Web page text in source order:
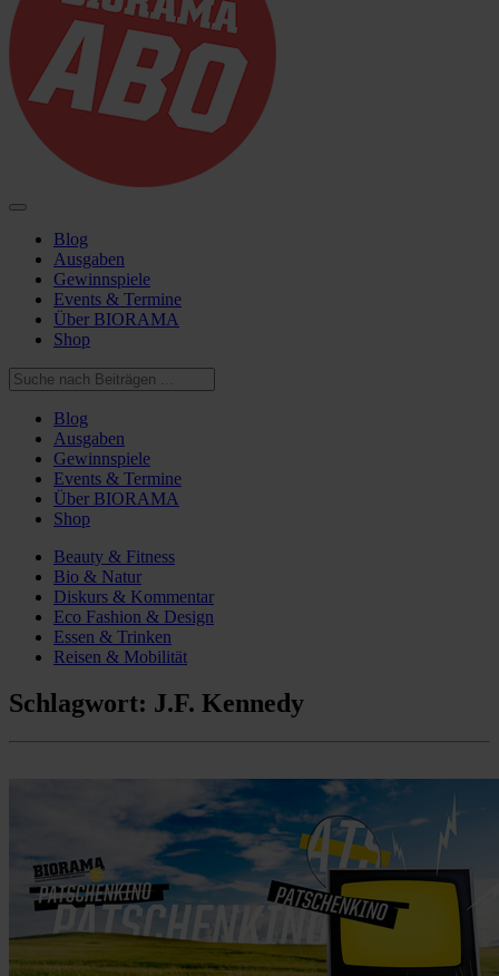
Blog
Ausgaben
Gewinnspiele
Events & Termine
Über BIORAMA
Shop
Blog
Ausgaben
Gewinnspiele
Events & Termine
Über BIORAMA
Shop
Beauty & Fitness
Bio & Natur
Diskurs & Kommentar
Eco Fashion & Design
Essen & Trinken
Reisen & Mobilität
Schlagwort: J.F. Kennedy